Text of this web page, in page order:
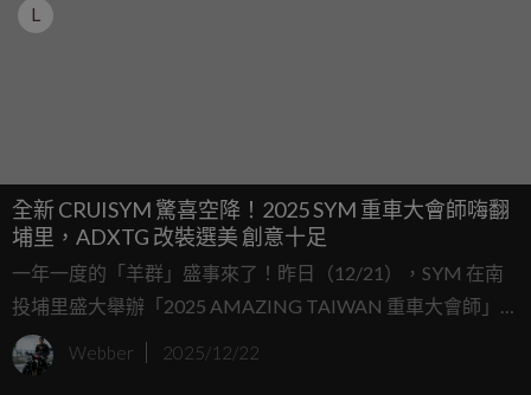
L
全新 CRUISYM 驚喜空降！2025 SYM 重車大會師嗨翻
埔里，ADXTG 改裝選美 創意十足
一年一度的「羊群」盛事來了！昨日（12/21），SYM 在南
投埔里盛大舉辦「2025 AMAZING TAIWAN 重車大會師」，
現場集結超過 300 台 SYM 各式黃紅牌重機。今年的活動不只
是一場聚餐，更是一場重機嘉年華，從最新車款的驚喜現
Webber 2025/12/22